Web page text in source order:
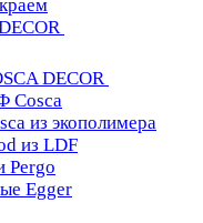
DECOR
Cosca
из экополимера
из LDF
Pergo
Egger